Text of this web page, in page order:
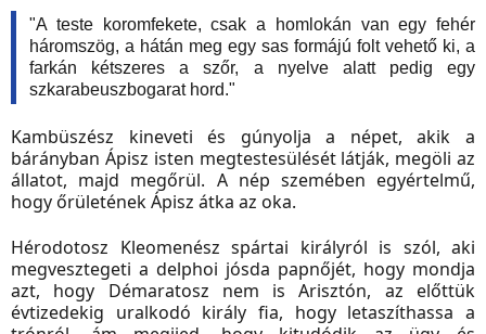
"A teste koromfekete, csak a homlokán van egy fehér
háromszög, a hátán meg egy sas formájú folt vehető ki, a
farkán kétszeres a szőr, a nyelve alatt pedig egy
szkarabeuszbogarat hord."
Kambüszész kineveti és gúnyolja a népet, akik a
bárányban Ápisz isten megtestesülését látják, megöli az
állatot, majd megőrül. A nép szemében egyértelmű,
hogy őrületének Ápisz átka az oka.
Hérodotosz Kleomenész spártai királyról is szól, aki
megvesztegeti a delphoi jósda papnőjét, hogy mondja
azt, hogy Démaratosz nem is Arisztón, az előttük
évtizedekig uralkodó király fia, hogy letaszíthassa a